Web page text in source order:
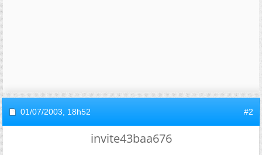
01/07/2003, 18h52 #2
invite43baa676